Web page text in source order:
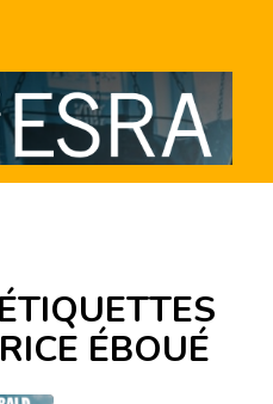
ÉBOUÉ